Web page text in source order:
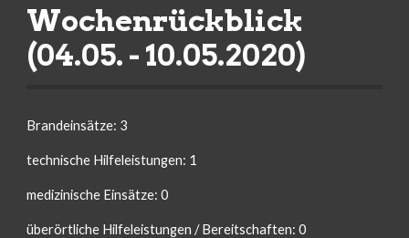
Wochenrückblick
(04.05. - 10.05.2020)
Brandeinsätze: 3
technische Hilfeleistungen: 1
medizinische Einsätze: 0
überörtliche Hilfeleistungen / Bereitschaften: 0